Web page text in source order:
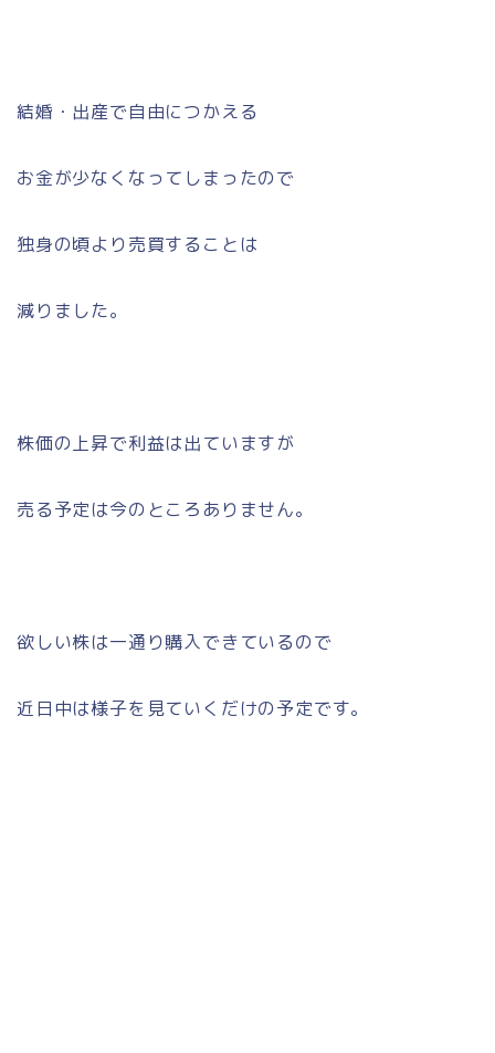
結婚・出産で自由につかえる
お金が少なくなってしまったので
独身の頃より売買することは
減りました。
株価の上昇で利益は出ていますが
売る予定は今のところありません。
欲しい株は一通り購入できているので
近日中は様子を見ていくだけの予定です。